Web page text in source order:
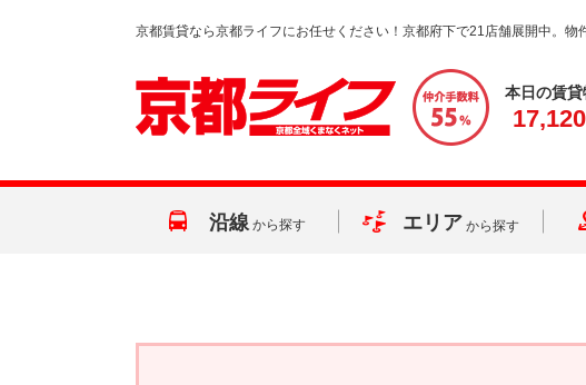
京都賃貸なら京都ライフにお任せください！京都府下で21店舗展開中。物
本日の賃貸
17,120
沿線 から探す エリア から探す